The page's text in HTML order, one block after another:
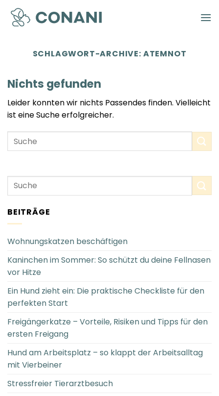
Zum
Inhalt
springen
SCHLAGWORT-ARCHIVE: ATEMNOT
Nichts gefunden
Leider konnten wir nichts Passendes finden. Vielleicht
ist eine Suche erfolgreicher.
BEITRÄGE
Wohnungskatzen beschäftigen
Kaninchen im Sommer: So schützt du deine Fellnasen
vor Hitze
Ein Hund zieht ein: Die praktische Checkliste für den
perfekten Start
Freigängerkatze – Vorteile, Risiken und Tipps für den
ersten Freigang
Hund am Arbeitsplatz – so klappt der Arbeitsalltag
mit Vierbeiner
Stressfreier Tierarztbesuch